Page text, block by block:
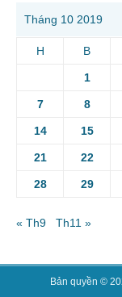
Tháng 10 2019
H B
1
7 8
14 15
21 22
28 29
« Th9 Th11 »
Bản quyền ©